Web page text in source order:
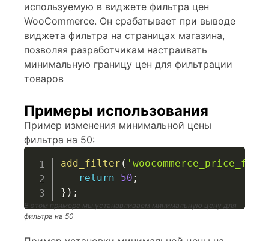
используемую в виджете фильтра цен
WooCommerce. Он срабатывает при выводе
виджета фильтра на страницах магазина,
позволяя разработчикам настраивать
минимальную границу цен для фильтрации
товаров
Примеры использования
Пример изменения минимальной цены
фильтра на 50:
add_filter (
return
50 ;
} ) ;
В этом примере мы устанавливаем минимальную цену для
фильтра на 50